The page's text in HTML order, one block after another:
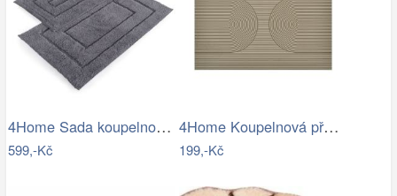
4Home Sada koupelnových předložek Retta…
599,-Kč
4Home Koupelnová předložka Infinity, 40…
199,-Kč